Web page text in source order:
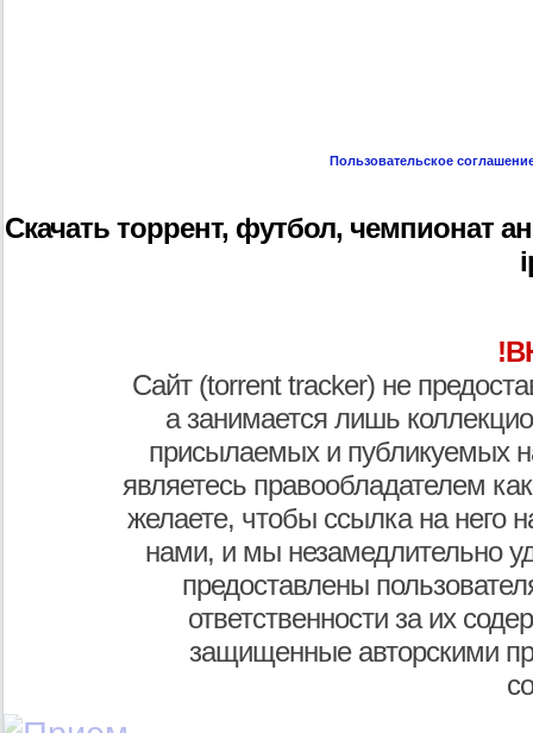
Пользовательское
Скачать торрент, футбол, чемпионат
Сайт (torrent tracker) не
а занимается лишь
присылаемых и публикуемых
являетесь правообладателем
желаете, чтобы ссылка на него
нами, и мы незамедлительно
предоставлены
ответственности за их
защищенные авторскими